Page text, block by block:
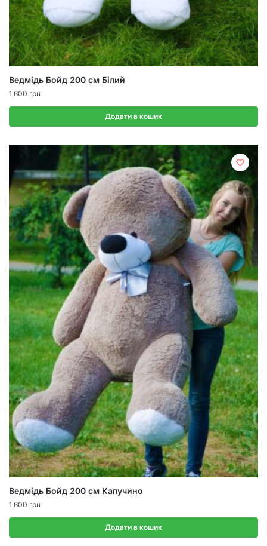
Ведмідь Бойд 200 см Білий
1,600 грн
Додати в кошик
Ведмідь Бойд 200 см Капучино
1,600 грн
Додати в кошик